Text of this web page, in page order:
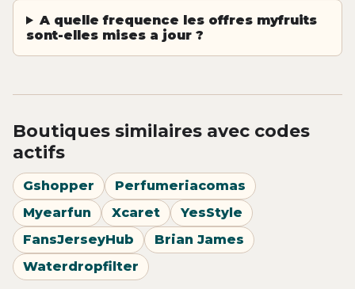
A quelle frequence les offres myfruits
sont-elles mises a jour ?
Boutiques similaires avec codes
actifs
Gshopper
Perfumeriacomas
Myearfun
Xcaret
YesStyle
FansJerseyHub
Brian James
Waterdropfilter